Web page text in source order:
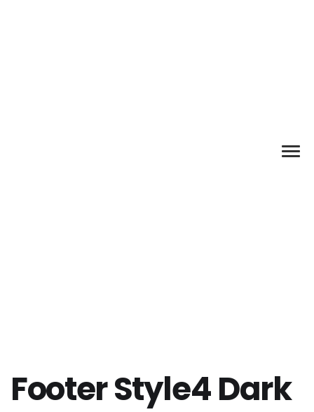
Footer Style4 Dark